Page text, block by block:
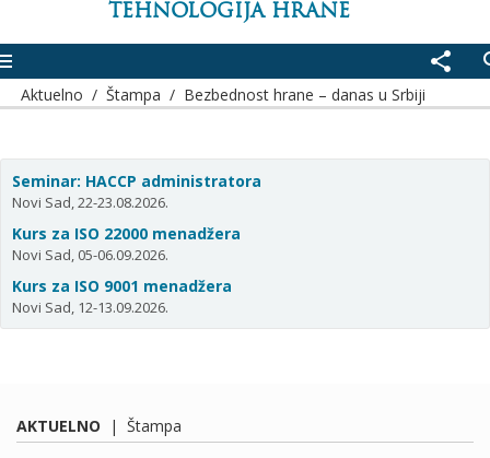
TEHNOLOGIJA HRANE
share
Aktuelno / Štampa / Bezbednost hrane – danas u Srbiji
Seminar: HACCP administratora
Novi Sad, 22-23.08.2026.
Kurs za ISO 22000 menadžera
Novi Sad, 05-06.09.2026.
Kurs za ISO 9001 menadžera
Novi Sad, 12-13.09.2026.
AKTUELNO | Štampa